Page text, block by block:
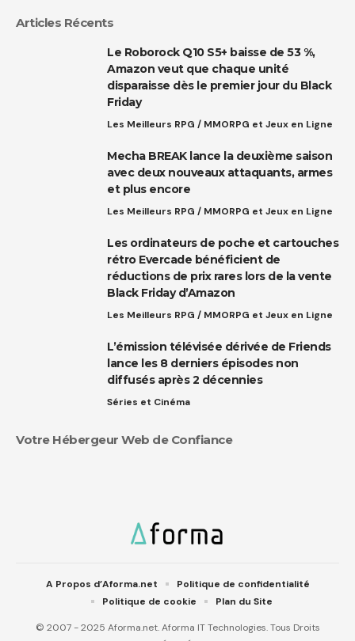
Articles Récents
Le Roborock Q10 S5+ baisse de 53 %,
Amazon veut que chaque unité
disparaisse dès le premier jour du Black
Friday
Les Meilleurs RPG / MMORPG et Jeux en Ligne
Mecha BREAK lance la deuxième saison
avec deux nouveaux attaquants, armes
et plus encore
Les Meilleurs RPG / MMORPG et Jeux en Ligne
Les ordinateurs de poche et cartouches
rétro Evercade bénéficient de
réductions de prix rares lors de la vente
Black Friday d’Amazon
Les Meilleurs RPG / MMORPG et Jeux en Ligne
L’émission télévisée dérivée de Friends
lance les 8 derniers épisodes non
diffusés après 2 décennies
Séries et Cinéma
Votre Hébergeur Web de Confiance
© 2007 - 2025 Aforma.net. Aforma IT Technologies. Tous Droits
A Propos d’Aforma.net
Politique de confidentialité
Politique de cookie
Plan du Site